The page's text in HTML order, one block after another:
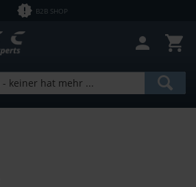
B2B SHOP